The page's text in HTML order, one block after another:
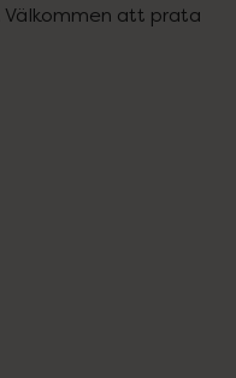
att prata